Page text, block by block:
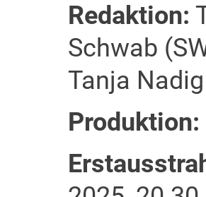
Redaktion:
Schwab
Tanja
Produktion: